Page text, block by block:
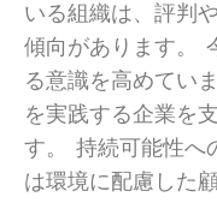
いる組織は、評判
傾向があります。
る意識を高めてい
を実践する企業を
す。 持続可能性へ
は環境に配慮した